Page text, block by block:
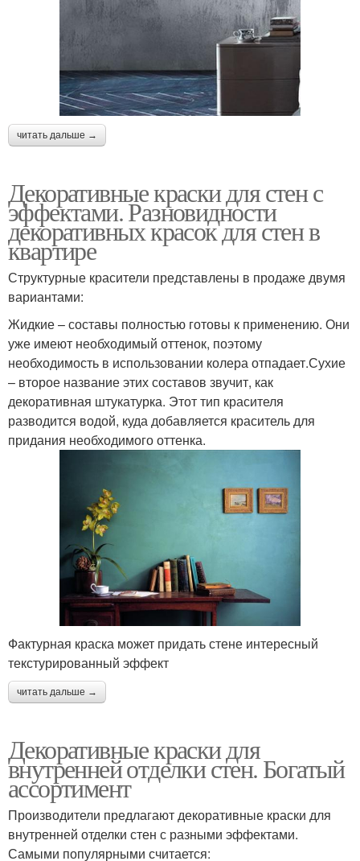
читать дальше →
Декоративные краски для стен с
эффектами. Разновидности
декоративных красок для стен в
квартире
Структурные красители представлены в продаже двумя
вариантами:
Жидкие – составы полностью готовы к применению. Они
уже имеют необходимый оттенок, поэтому
необходимость в использовании колера отпадает.Сухие
– второе название этих составов звучит, как
декоративная штукатурка. Этот тип красителя
разводится водой, куда добавляется краситель для
придания необходимого оттенка.
Фактурная краска может придать стене интересный
текстурированный эффект
читать дальше →
Декоративные краски для
внутренней отделки стен. Богатый
ассортимент
Производители предлагают декоративные краски для
внутренней отделки стен с разными эффектами.
Самыми популярными считается: